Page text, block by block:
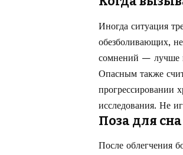
Иногда ситуация
обезболивающих,
сомнений — лучше
Опасным также
прогрессировании
исследования. Не
Поза для сна
После облегчения